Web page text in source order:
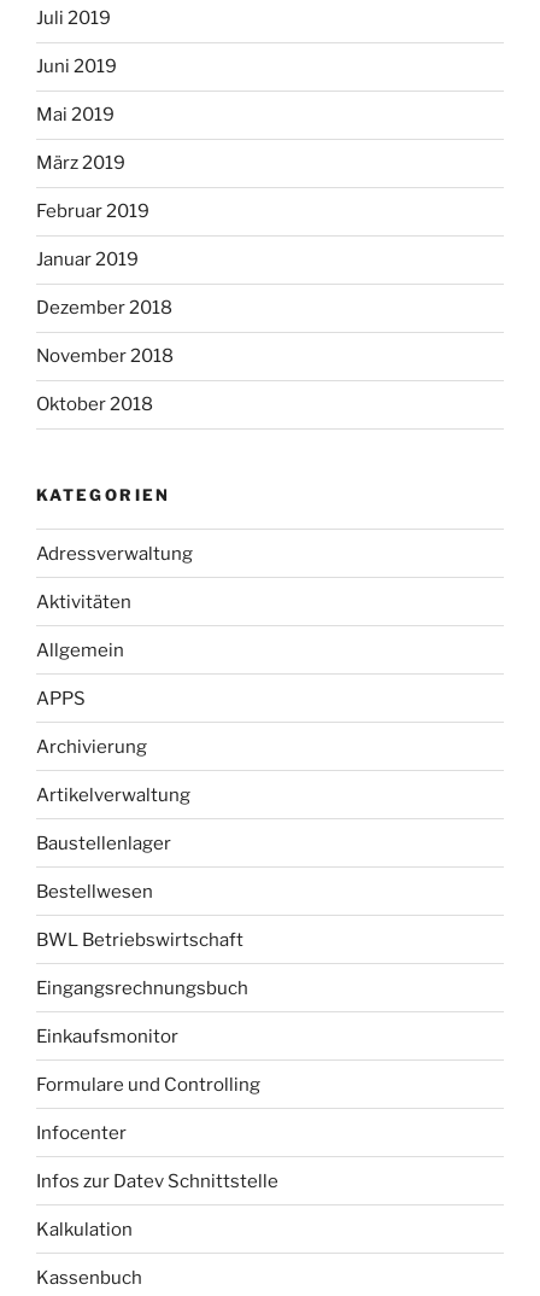
Juli 2019
Juni 2019
Mai 2019
März 2019
Februar 2019
Januar 2019
Dezember 2018
November 2018
Oktober 2018
KATEGORIEN
Adressverwaltung
Aktivitäten
Allgemein
APPS
Archivierung
Artikelverwaltung
Baustellenlager
Bestellwesen
BWL Betriebswirtschaft
Eingangsrechnungsbuch
Einkaufsmonitor
Formulare und Controlling
Infocenter
Infos zur Datev Schnittstelle
Kalkulation
Kassenbuch